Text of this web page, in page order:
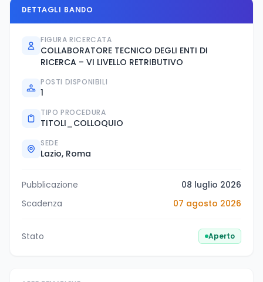
DETTAGLI BANDO
FIGURA RICERCATA
COLLABORATORE TECNICO DEGLI ENTI DI
RICERCA – VI LIVELLO RETRIBUTIVO
POSTI DISPONIBILI
1
TIPO PROCEDURA
TITOLI_COLLOQUIO
SEDE
Lazio, Roma
Pubblicazione
08 luglio 2026
Scadenza
07 agosto 2026
Stato Aperto